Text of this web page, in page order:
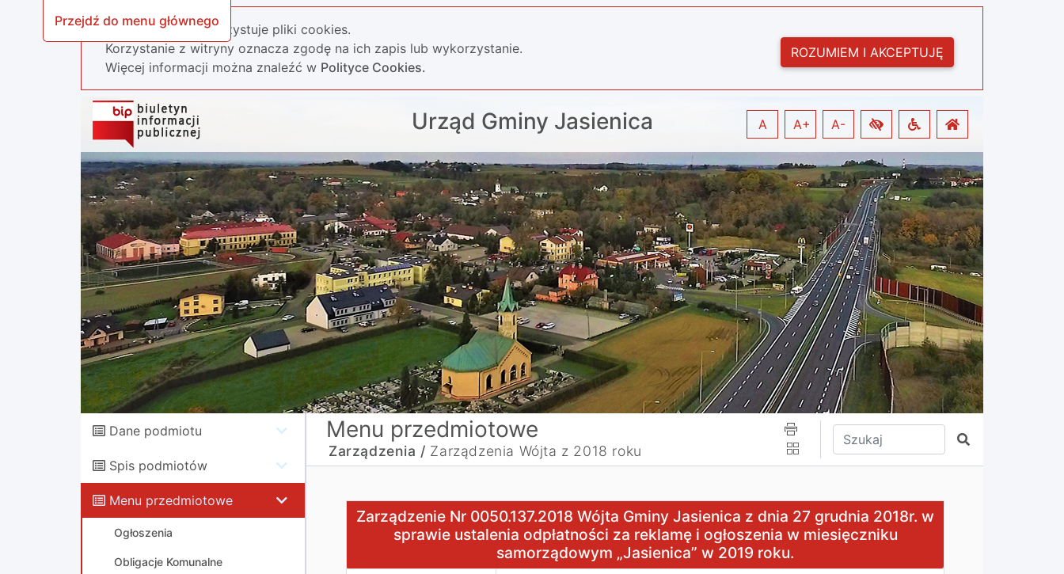
Przejdź do menu głównego
Nasza strona wykorzystuje pliki cookies.
Korzystanie z witryny oznacza zgodę na ich zapis lub wykorzystanie.
Więcej informacji można znaleźć w Polityce Cookies.
ROZUMIEM I AKCEPTUJĘ
Urząd Gminy Jasienica A A+ A-
Dane podmiotu
Spis podmiotów
Menu przedmiotowe
Ogłoszenia
Obligacje Komunalne
Menu przedmiotowe
Zarządzenia / Zarządzenia Wójta z 2018 roku
Wpisz tekst do wyszukania
Szukaj
Zarządzenie Nr 0050.137.2018 Wójta Gminy Jasienica z dnia 27 grudnia 2018r. w sprawie ustalenia odpłatności za
Zarządzenie Nr 0050.137.2018 Wójta Gminy Jasienica z dnia 27 grudnia 2018r. w
sprawie ustalenia odpłatności za reklamę i ogłoszenia w miesięczniku
samorządowym „Jasienica” w 2019 roku.